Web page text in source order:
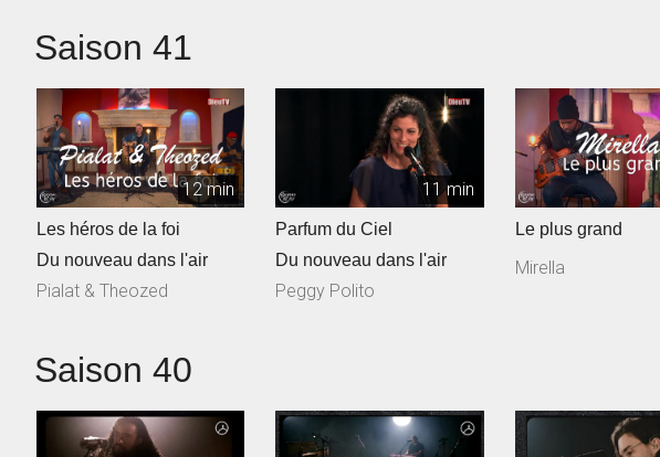
Saison 41
12 min
Les héros de la foi
Du nouveau dans l'air
Pialat & Theozed
11 min
Parfum du Ciel
Du nouveau dans l'air
Peggy Polito
Le plus grand
Mirella
Saison 40